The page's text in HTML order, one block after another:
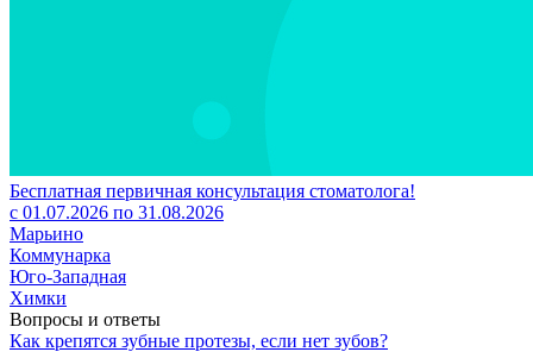
Бесплатная первичная консультация стоматолога!
с 01.07.2026 по 31.08.2026
Марьино
Коммунарка
Юго-Западная
Химки
Вопросы и ответы
Как крепятся зубные протезы, если нет зубов?